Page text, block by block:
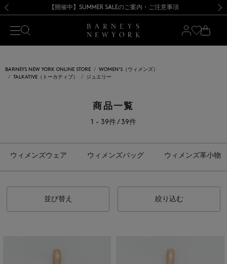
【夏季休業に伴う出荷一時停止のお知らせ】(2026.8.7)
熊本県を中心とした地震の影響によるお荷物のお届けについて
【開催中】SUMMER SALEのご案内・ご注意事項
【夏季休業に伴う出荷一時停止のお知らせ】(2026.8.7)
BARNEYS NEW YORK ONLINE STORE
WOMEN'S（ウィメンズ）
TALKATIVE（トーカティブ）
ジュエリー
商品一覧
1 - 39件 / 39件
ウィメンズウェア ウィメンズバッグ ウィメンズ革小物
並び替え 絞り込む